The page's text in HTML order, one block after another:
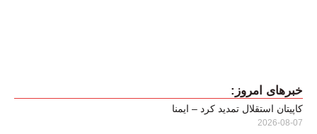
خبرهای امروز:
کاپیتان استقلال تمدید کرد – ایمنا
2026-08-07